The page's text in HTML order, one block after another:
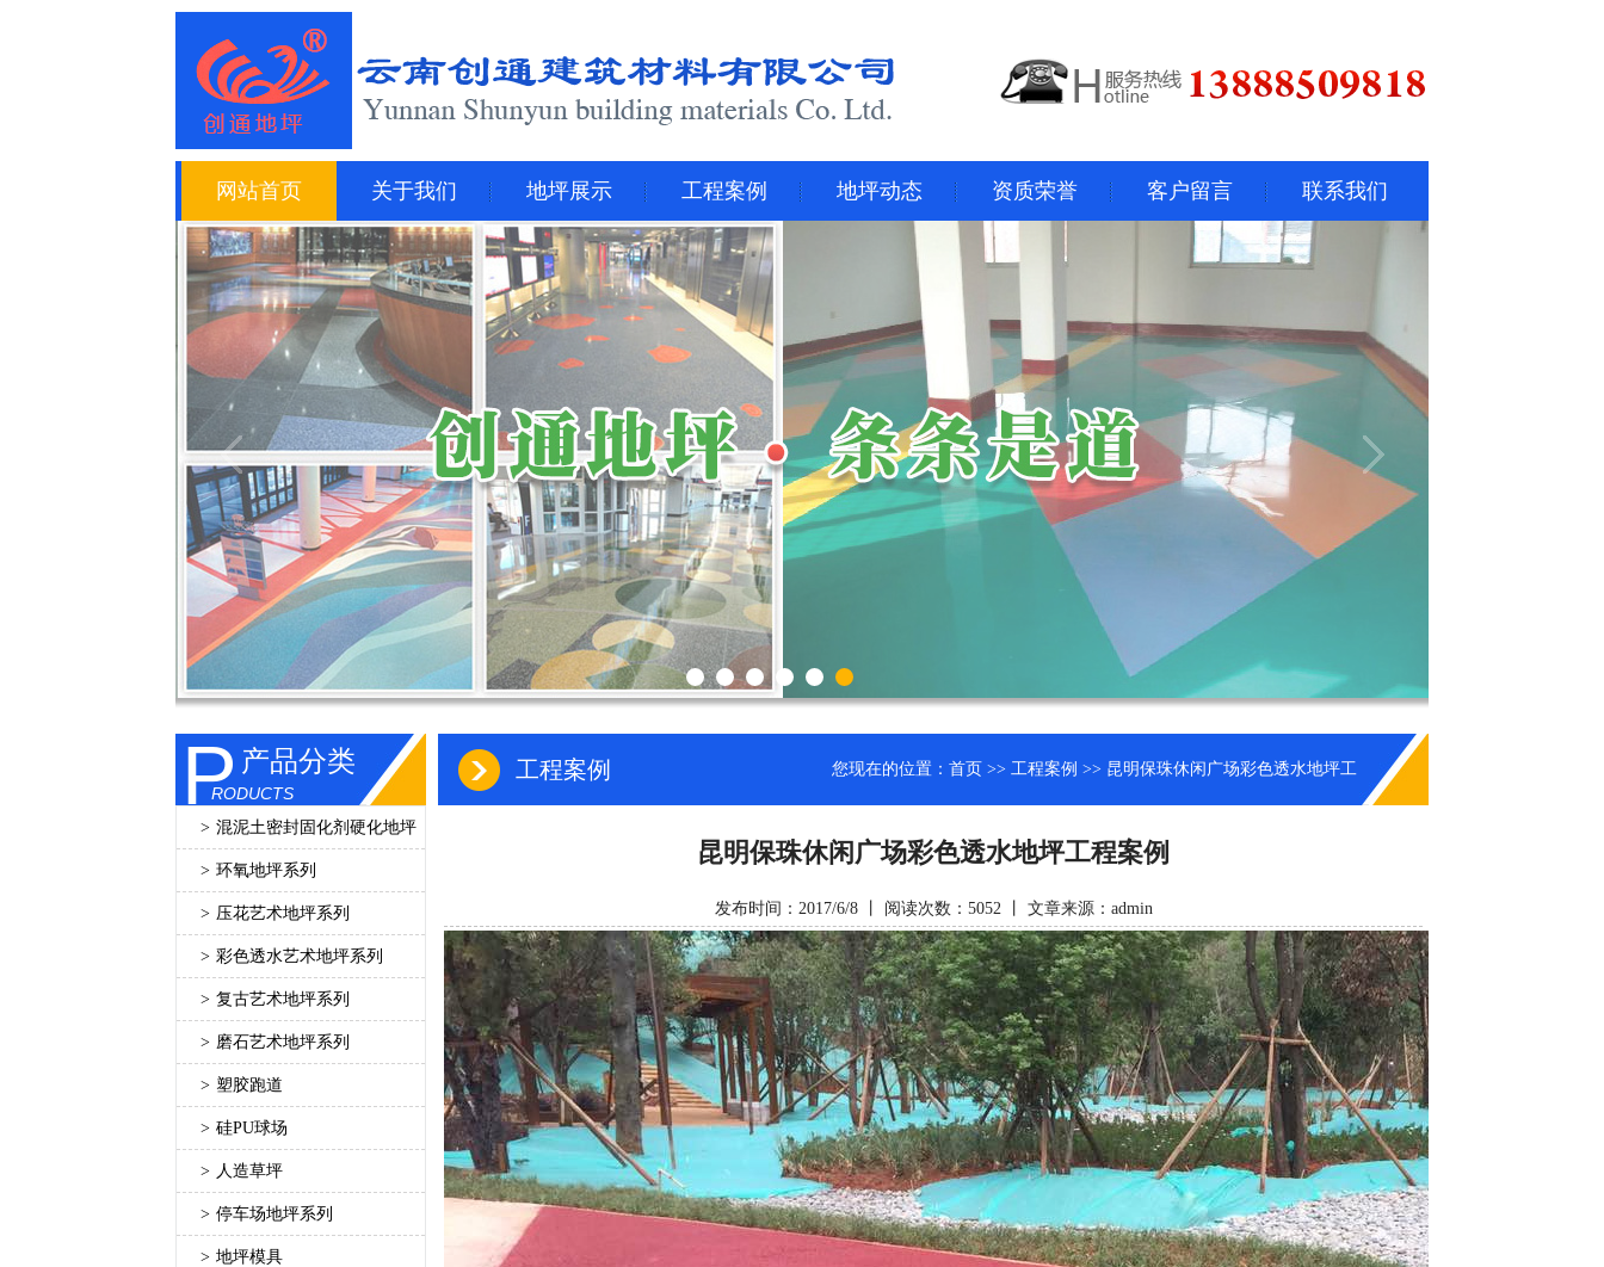
网站首页 关于我们 地坪展示 工程案例 地坪动态 资质荣誉 客户留言 联系我们
P产品分类
RODUCTS
> 混泥土密封固化剂硬化地坪
> 环氧地坪系列
> 压花艺术地坪系列
> 彩色透水艺术地坪系列
> 复古艺术地坪系列
> 磨石艺术地坪系列
> 塑胶跑道
> 硅PU球场
> 人造草坪
> 停车场地坪系列
> 地坪模具
您现在的位置： 首页 >> 工程案例 >> 昆明保珠休闲广场彩色透水地坪工
工程案例
昆明保珠休闲广场彩色透水地坪工程案例
发布时间：2017/6/8 丨 阅读次数：5052 丨 文章来源：admin